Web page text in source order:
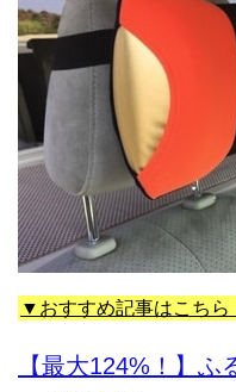
▼おすすめ記事はこちら
【最大124%！】